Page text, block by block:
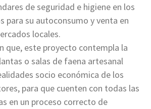
de seguridad e higiene en los
para su autoconsumo y venta en
locales.
que, este proyecto contempla la
o salas de faena artesanal
socio económica de los
para que cuenten con todas las
en un proceso correcto de